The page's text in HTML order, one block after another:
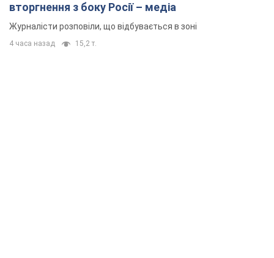
вторгнення з боку Росії – медіа
Журналісти розповіли, що відбувається в зоні
4 часа назад 15,2 т.